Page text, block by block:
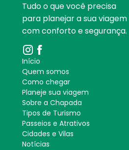
Tudo o que você precisa
para planejar a sua viagem
com conforto e segurança.
Início
Quem somos
Como chegar
Planeje sua viagem
Sobre a Chapada
Tipos de Turismo
Passeios e Atrativos
Cidades e Vilas
Notícias